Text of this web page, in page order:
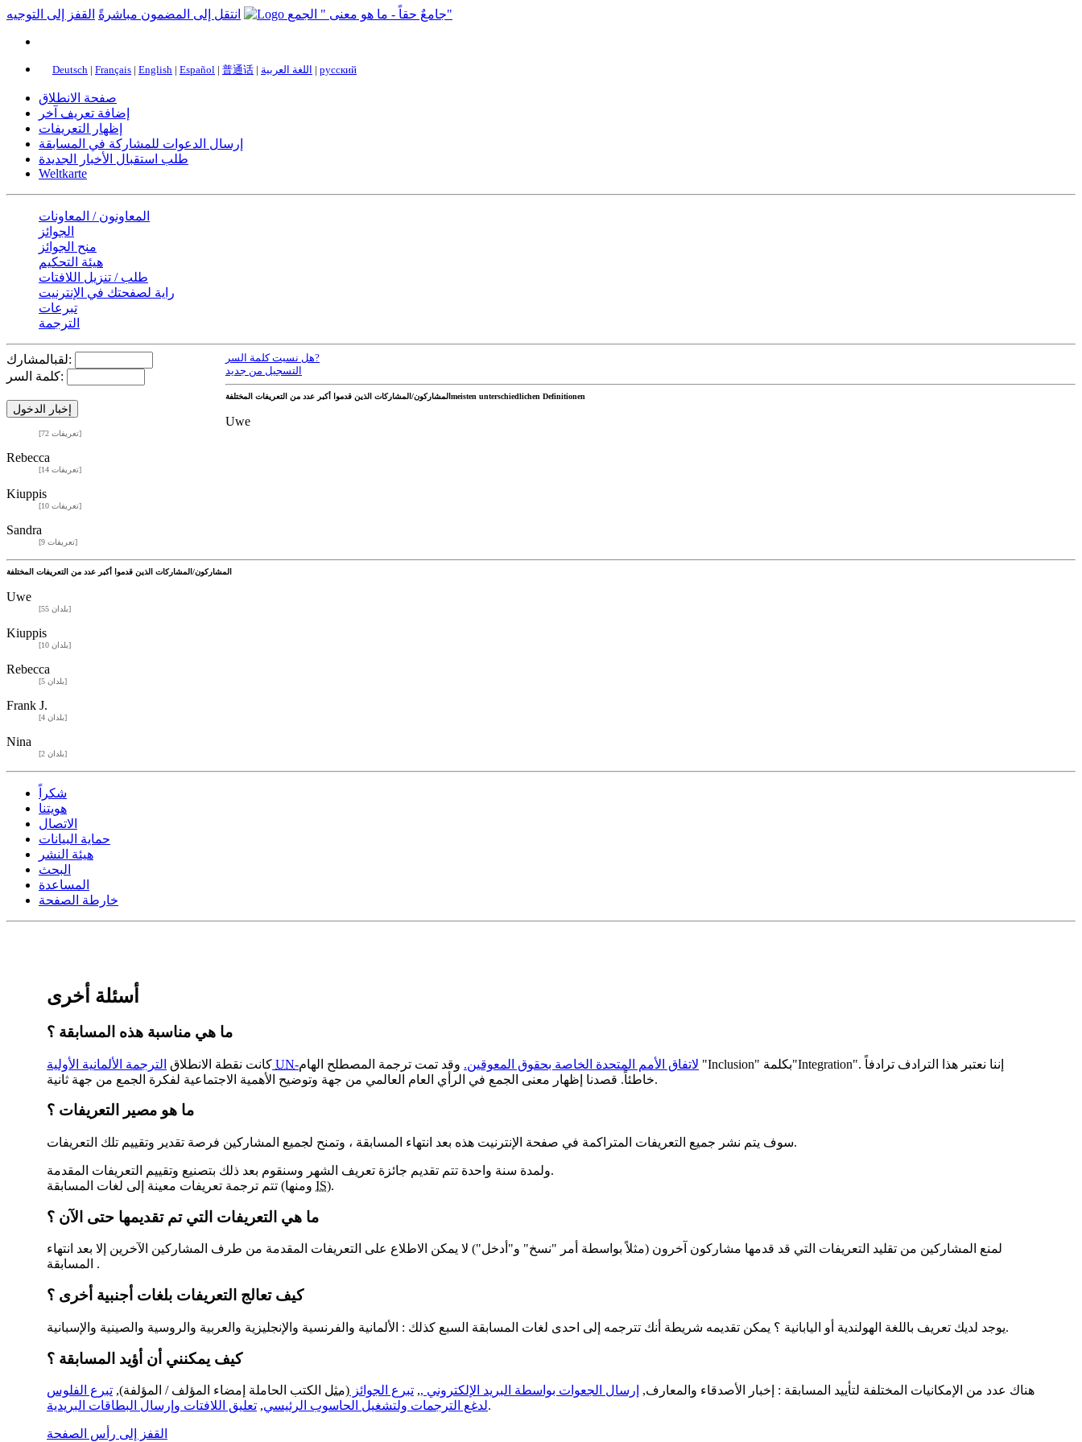
انتقل إلى المضمون مباشرةً القفز إلى التوجيه
Deutsch | Français | English | Español | 普通话 | اللغة العربية | русский
صفحة الانطلاق
إضافة تعريف آخر
إظهار التعريفات
إرسال الدعوات للمشاركة في المسابقة
طلب استقبال الأخبار الجديدة
Weltkarte
المعاونون / المعاونات
الجوائز
منح الجوائز
هيئة التحكيم
طلب / تنزيل اللافتات
راية لصفحتك في الإنترنيت
تبرعات
الترجمة
لقبالمشارك:
كلمة السر:
هل نسيت كلمة السر?
التسجيل من جديد
المشاركون/المشاركات الذين قدموا أكبر عدد من التعريفات المختلفةmeisten unterschiedlichen Definitionen
Uwe
[72 تعريفات]
Rebecca
[14 تعريفات]
Kiuppis
[10 تعريفات]
Sandra
[9 تعريفات]
المشاركون/المشاركات الذين قدموا أكبر عدد من التعريفات المختلفة
Uwe
[55 بلدان]
Kiuppis
[10 بلدان]
Rebecca
[5 بلدان]
Frank J.
[4 بلدان]
Nina
[2 بلدان]
شكراً
هويتنا
الاتصال
حماية البيانات
هيئة النشر
البحث
المساعدة
خارطة الصفحة
أسئلة أخرى
ما هي مناسبة هذه المسابقة ؟
كانت نقطة الانطلاق UN -لاتفاق الأمم المتحدة الخاصة بحقوق المعوقين. "Inclusion"
خاطئاً. قصدنا إظهار معنى الجمع في الرأي العام العالمي من جهة وتوضيح الأهمية الاجتماعية لفكرة الجمع من جهة ثانية.
ما هو مصير التعريفات ؟
سوف يتم نشر جميع التعريفات المتراكمة في صفحة الإنترنيت هذه بعد انتهاء المسابقة ، وتمنح لجميع المشاركين فرصة تقدير وتقييم تلك التعريفات.
ولمدة سنة واحدة تتم تقديم جائزة تعريف الشهر وسنقوم بعد ذلك بتصنيع وتقييم التعريفات المقدمة.
IS).
ما هي التعريفات التي تم تقديمها حتى الآن ؟
لمنع المشاركين من تقليد التعريفات التي قد قدمها مشاركون آخرون (مثلاً بواسطة أمر "نسخ" و"أدخل") لا يمكن الاطلاع على التعريفات المقدمة من طرف المشاركين الآخرين إلا بعد انتهاء
المسابقة .
كيف تعالج التعريفات بلغات أجنبية أخرى ؟
يوجد لديك تعريف باللغة الهولندية أو اليابانية ؟ يمكن تقديمه شريطة أنك تترجمه إلى احدى لغات المسابقة السبع كذلك : الألمانية والفرنسية والإنجليزية والعربية والروسية والصينية والإسبانية.
كيف يمكنني أن أؤيد المسابقة ؟
هناك عدد من الإمكانيات المختلفة لتأييد المسابقة : إخبار الأصدقاء والمعارف, إرسال الجعوات بواسطة البريد الإلكتروني ,, تبرع الجوائز (مثل الكتب الحاملة إمضاء المؤلف / المؤلفة), تبرع الفلوس
لدغع الترجمات ولتشغيل الحاسوب الرئيسي, تعليق اللافتات وإرسال البطاقات البريدية .
القفز إلى رأس الصفحة